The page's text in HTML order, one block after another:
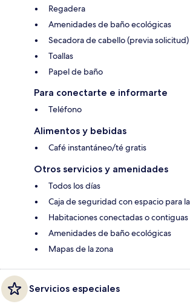
Regadera
Amenidades de baño ecológicas
Secadora de cabello (previa solicitud)
Toallas
Papel de baño
Para conectarte e informarte
Teléfono
Alimentos y bebidas
Café instantáneo/té gratis
Otros servicios y amenidades
Todos los días
Caja de seguridad con espacio para
Habitaciones conectadas o
Amenidades de baño ecológicas
Mapas de la zona
Servicios especiales